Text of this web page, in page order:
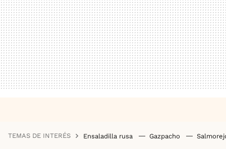
TEMAS DE INTERÉS Ensaladilla rusa Gazpacho